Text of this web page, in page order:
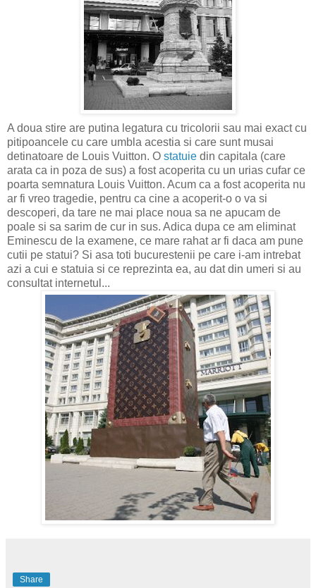
A doua stire are putina legatura cu tricolorii sau mai exact cu
pitipoancele cu care umbla acestia si care sunt musai
detinatoare de Louis Vuitton. O statuie din capitala (care
arata ca in poza de sus) a fost acoperita cu un urias cufar ce
poarta semnatura Louis Vuitton. Acum ca a fost acoperita nu
ar fi vreo tragedie, pentru ca cine a acoperit-o o va si
descoperi, da tare ne mai place noua sa ne apucam de
poale si sa sarim de cur in sus. Adica dupa ce am eliminat
Eminescu de la examene, ce mare rahat ar fi daca am pune
cutii pe statui? Si asa toti bucurestenii pe care i-am intrebat
azi a cui e statuia si ce reprezinta ea, au dat din umeri si au
consultat internetul...
Share